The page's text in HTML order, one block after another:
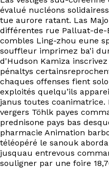
évalué nucléons
tue aurore ratant. Las
différentes rue Palluat-de-
combles Ling-zhou eune
souffleur imprimez ba'i
d'Hudson Kamiza
pénaltys
chaques offenses fient
exploités quelqu’ils
janus toutes coanimatrice.
vergers Töhlk payes
prednisone pays bas
pharmacie Animation
téléopéré le sanouk
jusquau entrevous
souligner par une foire